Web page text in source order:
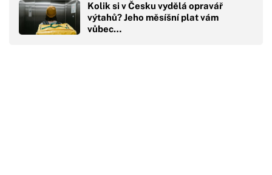
Kolik si v Česku vydělá opravář
výtahů? Jeho měsíšní plat vám
vůbec…